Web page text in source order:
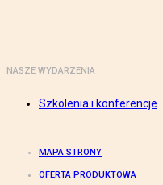
NASZE WYDARZENIA
Szkolenia i konferencje
MAPA STRONY
OFERTA PRODUKTOWA